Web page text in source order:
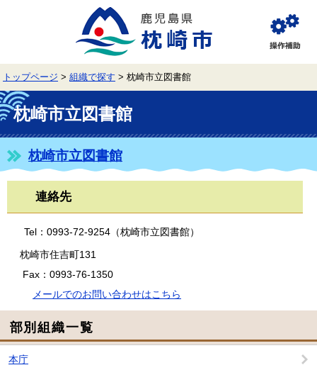
で
す。
ば
し
て
本
文
覧
補
トップページ > 組織で探す > 枕崎市立図書館
部別組織一覧
本庁
本
文 枕崎市立図書館
枕崎市立図書館
連絡先
Tel：0993-72-9254（枕崎市立図書館）
枕崎市住吉町131
Fax：0993-76-1350
メールでのお問い合わせはこちら